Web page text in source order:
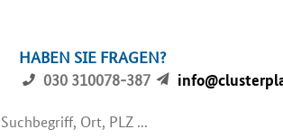
HABEN SIE FRAGEN?
030 310078-387